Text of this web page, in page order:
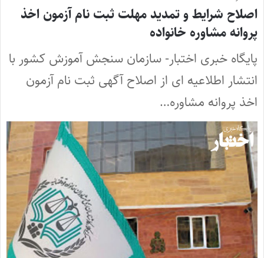
اصلاح شرایط و تمدید مهلت ثبت نام آزمون اخذ
پروانه مشاوره خانواده
پایگاه خبری اختبار- سازمان سنجش آموزش کشور با
انتشار اطلاعیه ای از اصلاح آگهی ثبت نام آزمون
اخذ پروانه مشاوره…